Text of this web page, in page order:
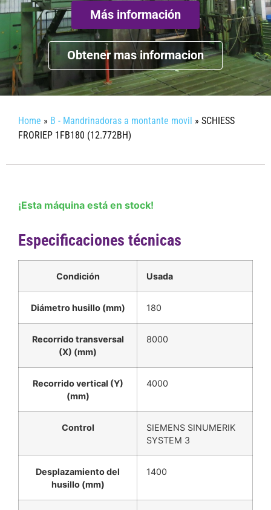
Más información
Obtener mas informacion
Home » B - Mandrinadoras a montante movil » SCHIESS
FRORIEP 1FB180 (12.772BH)
¡Esta máquina está en stock!
Especificaciones técnicas
Condición Usada
Diámetro husillo (mm) 180
Recorrido transversal
(X) (mm)
8000
Recorrido vertical (Y)
(mm)
4000
Control
SIEMENS SINUMERIK
SYSTEM 3
Desplazamiento del
husillo (mm)
1400